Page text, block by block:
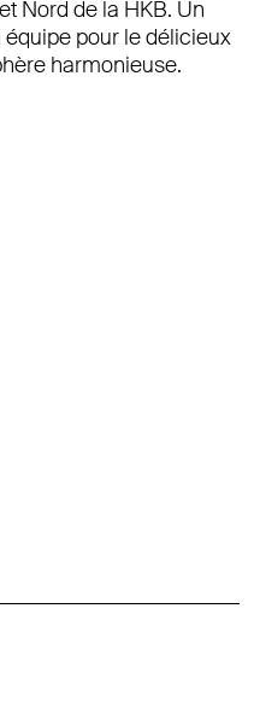
Nord de la HKB. Un
pour le délicieux
harmonieuse.